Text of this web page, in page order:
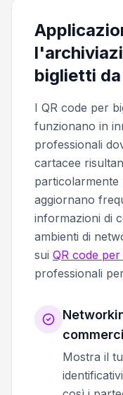
biglietti
I QR code per
funzionano in
professionali
cartacee
aggiornano
informazioni di
ambienti di
sui QR code
professionali
Mostra il